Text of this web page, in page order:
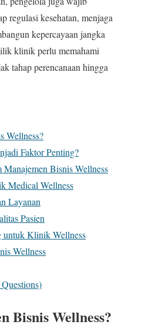
regulasi kesehatan, menjaga
kepercayaan jangka
klinik perlu memahami
tahap perencanaan hingga
Wellness?
Faktor Penting?
Bisnis Wellness
Medical Wellness
Layanan
Pasien
untuk Klinik Wellness
Wellness
Bisnis Wellness?